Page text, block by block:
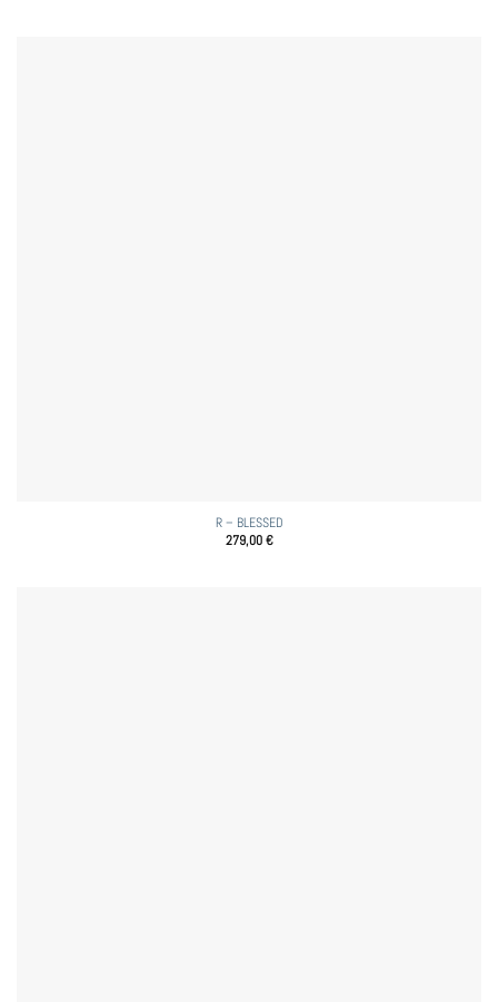
R – BLESSED
279,00€